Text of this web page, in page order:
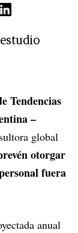
Tendencias
–
global
otorgar
fuera
anual